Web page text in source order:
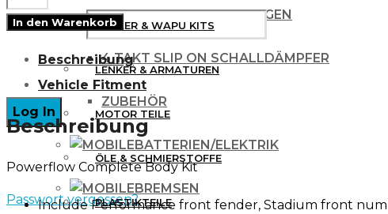
4 TAKT KOMPLETTANLAGEN
4 TAKT SLIP ON SCHALLDÄMPFER
ZUBEHÖR
BATTERIEN/ELEKTRIK
BREMSEN
PASSWORT
Passwort vergessen?
KÜHLER & WAPU KITS
LENKER & ARMATUREN
MOTOR TEILE
ÖLE & SCHMIERSTOFFE
PLASTIKTEILE
POWERFLOW
PLASTIKKIT
KTM
SXF
125
In den Warenkorb
Beschreibung
Vehicle Fitment
Beschreibung
Powerflow Complete Body Kit
Include Performance front fender, Stadium front